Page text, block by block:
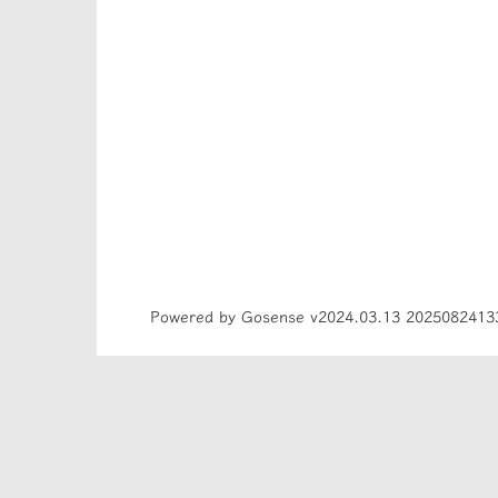
Powered by Gosense v2024.03.13